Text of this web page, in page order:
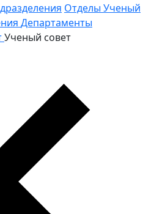
Отделы Ученый
Департаменты
Ученый совет